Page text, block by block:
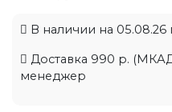
В наличии на 05.08.26
Доставка 990 р.
менеджер